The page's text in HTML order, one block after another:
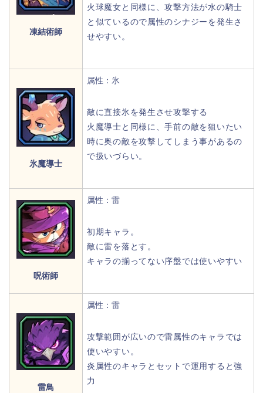
凍結術師
火球魔女と同様に、攻撃方法が水の騎士
と似ているので属性のシナジーを発生さ
せやすい。
氷魔導士
属性：氷
敵に直接氷を発生させ攻撃する
火魔導士と同様に、手前の敵を狙いたい
時に奥の敵を攻撃してしまう事があるの
で扱いづらい。
呪術師
属性：雷
初期キャラ。
敵に雷を落とす。
キャラの揃ってない序盤では使いやすい
雷鳥
属性：雷
攻撃範囲が広いので雷属性のキャラでは
使いやすい。
炎属性のキャラとセットで運用すると強
力